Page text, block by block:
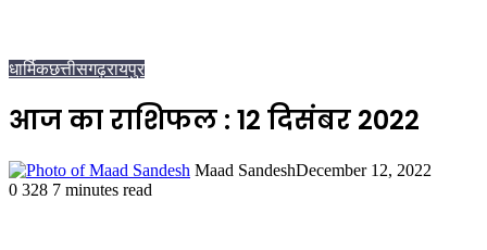
धार्मिकछत्तीसगढ़रायपुर
आज का राशिफल : 12 दिसंबर 2022
Maad SandeshDecember 12, 2022
0 328 7 minutes read